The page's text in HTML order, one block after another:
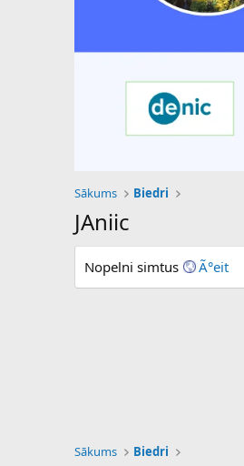
Sākums Biedri
JAniic
Nopelni simtus Ã°eit
Sākums Biedri